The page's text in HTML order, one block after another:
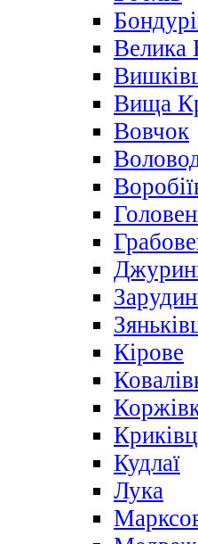
Велика
Вища
Вовчок
Кірове
Кудлаї
Лука